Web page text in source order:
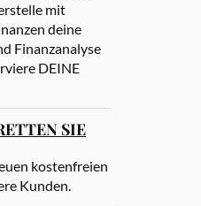
mit
deine
Finanzanalyse
DEINE
SIE
kostenfreien
Kunden.